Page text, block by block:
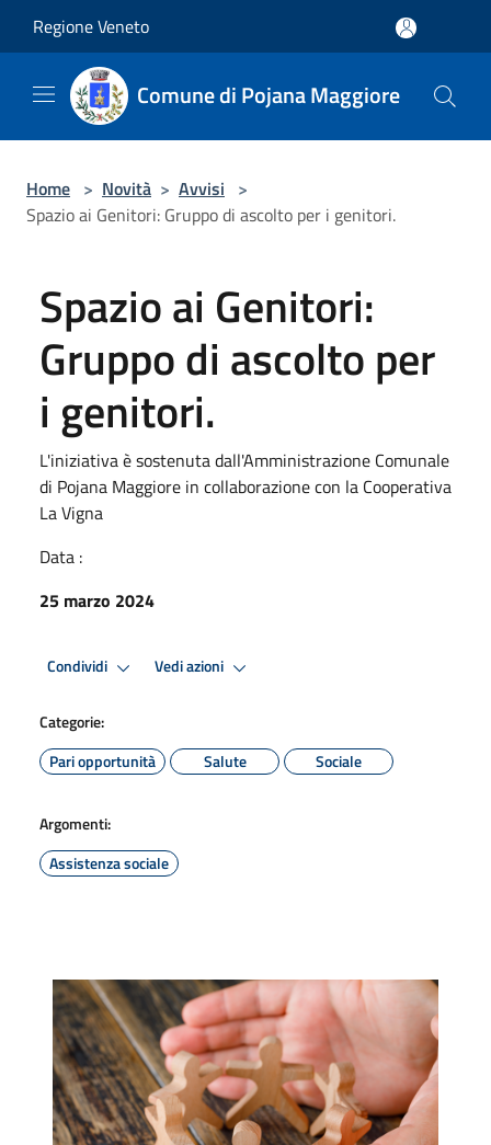
Regione Veneto
Comune di Pojana Maggiore
Home > Novità > Avvisi >
Spazio ai Genitori: Gruppo di ascolto per i genitori.
Spazio ai Genitori:
Gruppo di ascolto per
i genitori.
L'iniziativa è sostenuta dall'Amministrazione Comunale
di Pojana Maggiore in collaborazione con la Cooperativa
La Vigna
Data :
25 marzo 2024
Condividi Vedi azioni
Categorie:
Pari opportunità
Salute Sociale
Argomenti:
Assistenza sociale